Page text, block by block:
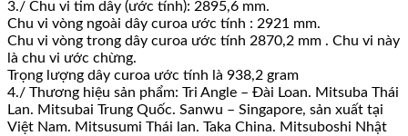
3./ Chu vi tim dây (ước tính): 2895,6 mm.
Chu vi vòng ngoài dây curoa ước tính : 2921 mm.
Chu vi vòng trong dây curoa ước tính 2870,2 mm . Chu vi này
là chu vi ước chừng.
Trọng lượng dây curoa ước tính là 938,2 gram
4./ Thương hiệu sản phẩm: Tri Angle – Đài Loan. Mitsuba Thái
Lan. Mitsubai Trung Quốc. Sanwu – Singapore, sản xuất tại
Việt Nam. Mitsusumi Thái lan. Taka China. Mitsuboshi Nhật